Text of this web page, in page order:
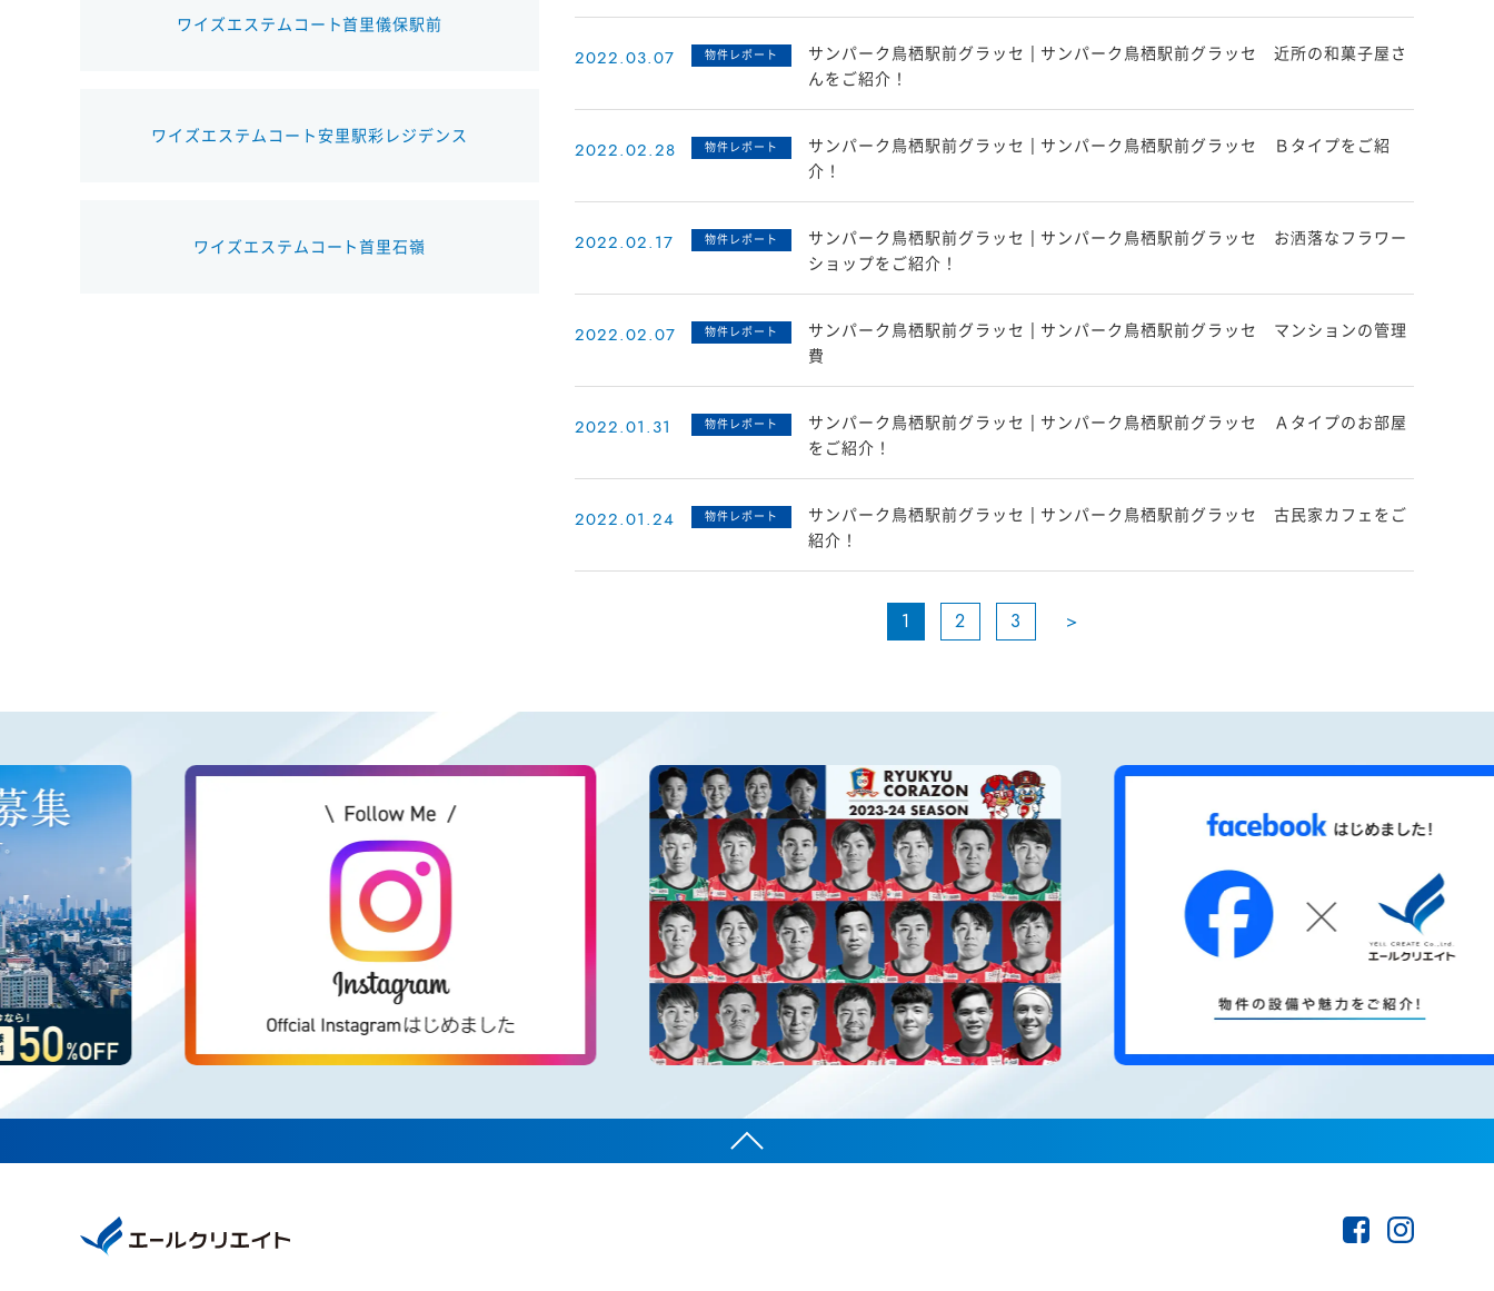
ワイズエステムコート首里儀保駅前
ワイズエステムコート安里駅彩レジデンス
ワイズエステムコート首里石嶺
2022.03.07 物件レポート
サンパーク鳥栖駅前グラッセ | サンパーク鳥栖駅前グラッセ 近所の和菓子屋さ
んをご紹介！
2022.02.28 物件レポート
サンパーク鳥栖駅前グラッセ | サンパーク鳥栖駅前グラッセ Ｂタイプをご紹
介！
2022.02.17 物件レポート
サンパーク鳥栖駅前グラッセ | サンパーク鳥栖駅前グラッセ お洒落なフラワー
ショップをご紹介！
2022.02.07 物件レポート
サンパーク鳥栖駅前グラッセ | サンパーク鳥栖駅前グラッセ マンションの管理
費
2022.01.31 物件レポート
サンパーク鳥栖駅前グラッセ | サンパーク鳥栖駅前グラッセ Ａタイプのお部屋
をご紹介！
2022.01.24 物件レポート
サンパーク鳥栖駅前グラッセ | サンパーク鳥栖駅前グラッセ 古民家カフェをご
紹介！
1 2 3 >